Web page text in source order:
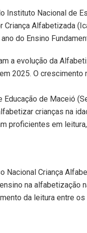
Instituto Nacional de
Alfabetizada
do Ensino
a evolução da
2025. O crescimento
Educação de Maceió
crianças na
proficientes em
Nacional Criança
na alfabetização
da leitura entre